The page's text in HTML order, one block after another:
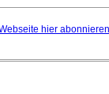
neue
hier abonnieren.